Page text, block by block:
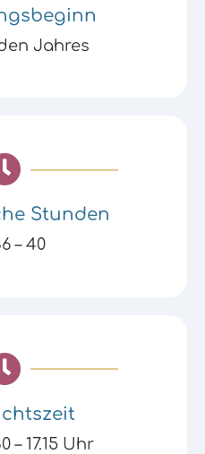
Jahres
Stunden
– 40
– 17.15 Uhr